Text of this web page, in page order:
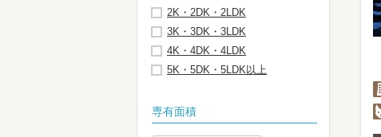
2K・2DK・2LDK
3K・3DK・3LDK
4K・4DK・4LDK
5K・5DK・5LDK以上
専有面積